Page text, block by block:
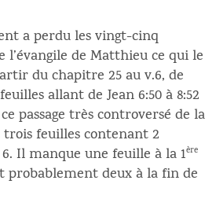
a perdu les vingt-cinq
l’évangile de Matthieu ce qui le
du chapitre 25 au v.6, de
allant de Jean 6:50 à 8:52
passage très controversé de la
feuilles contenant 2
Il manque une feuille à la 1ère
probablement deux à la fin de